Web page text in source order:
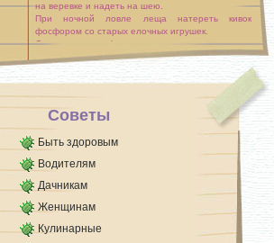
на веревке и надеть на шею.
При ночной ловле леща натереть кивок
фосфором со старых елочных игрушек.
Осветить кивок фонариком на короткое время,
затем выключить его. Кивок
Советы
Быть здоровым
Водителям
Дачникам
Женщинам
Кулинарные